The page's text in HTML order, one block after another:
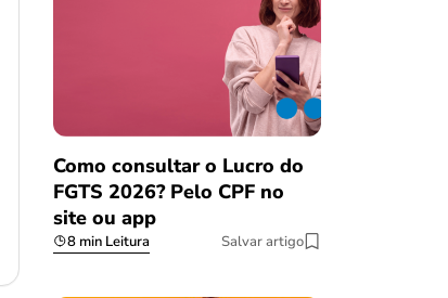
Como consultar o Lucro do
FGTS 2026? Pelo CPF no
site ou app
8 min Leitura Salvar artigo